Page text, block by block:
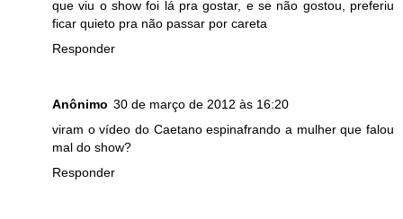
que viu o show foi lá pra gostar, e se não gostou, preferiu
ficar quieto pra não passar por careta
Responder
Anônimo 30 de março de 2012 às 16:20
viram o vídeo do Caetano espinafrando a mulher que falou
mal do show?
Responder